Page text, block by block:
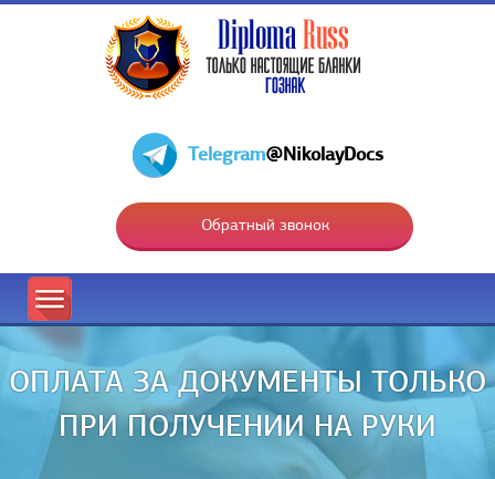
Telegram@NikolayDocs
Обратный звонок
ОПЛАТА ЗА ДОКУМЕНТЫ ТОЛЬКО
ПРИ ПОЛУЧЕНИИ НА РУКИ